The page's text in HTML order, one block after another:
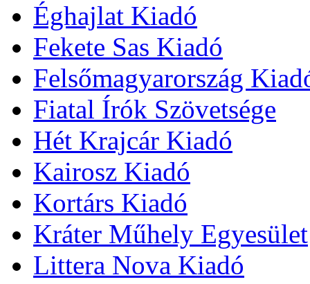
Éghajlat Kiadó
Fekete Sas Kiadó
Felsőmagyarország
Fiatal Írók Szövetsége
Hét Krajcár Kiadó
Kairosz Kiadó
Kortárs Kiadó
Kráter Műhely Egyesület
Littera Nova Kiadó